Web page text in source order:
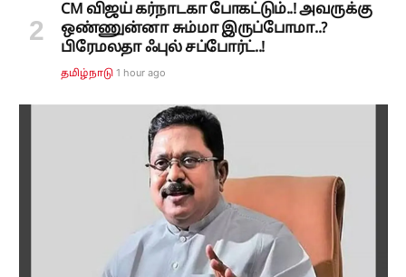
CM விஜய் கர்நாடகா போகட்டும்..! அவருக்கு
ஒண்ணுன்னா சும்மா இருப்போமா..?
பிரேமலதா ஃபுல் சப்போர்ட்..!
தமிழ்நாடு 1 hour ago